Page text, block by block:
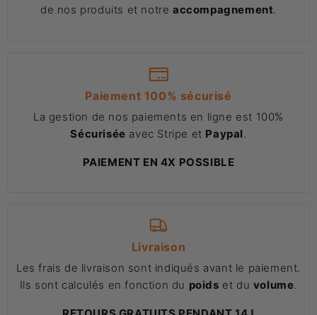
de nos produits et notre accompagnement
Paiement 100% sécurisé
La gestion de nos paiements en ligne est 100%
Sécurisée avec Stripe et Paypal
PAIEMENT EN 4X POSSIBLE
Livraison
Les frais de livraison sont indiqués avant le paiement.
Ils sont calculés en fonction du poids et du volume